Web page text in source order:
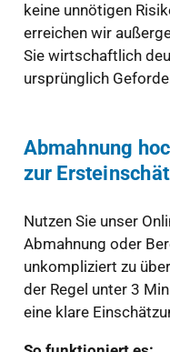
keine unnötigen
erreichen wir
Sie wirtschaftlich
ursprünglich
Abmahnung
zur
Nutzen Sie unser
Abmahnung oder
unkompliziert zu
der Regel unter 3
eine klare